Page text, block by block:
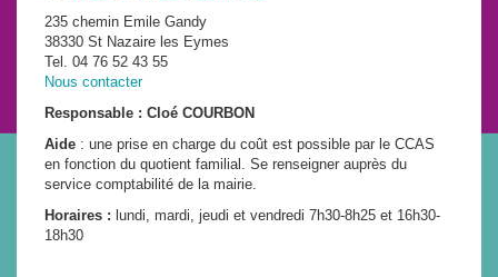
235 chemin Emile Gandy
38330 St Nazaire les Eymes
Tel. 04 76 52 43 55
Nous contacter
Responsable : Cloé COURBON
Aide : une prise en charge du coût est possible par le CCAS
en fonction du quotient familial. Se renseigner auprès du
service comptabilité de la mairie.
Horaires : lundi, mardi, jeudi et vendredi 7h30-8h25 et 16h30-
18h30